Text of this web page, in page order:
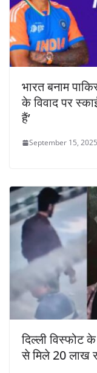
भारत बनाम
के विवाद पर
हैं’
September 15, 2025
दिल्ली विस्फोट
से मिले 20 लाख